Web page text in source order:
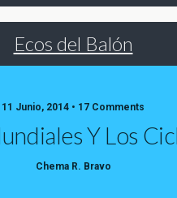
Ecos del Balón
11 Junio, 2014 • 17 Comments
Y Los
Chema R. Bravo